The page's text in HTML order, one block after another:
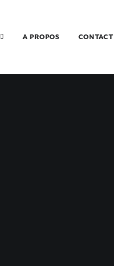
A PROPOS CONTACT